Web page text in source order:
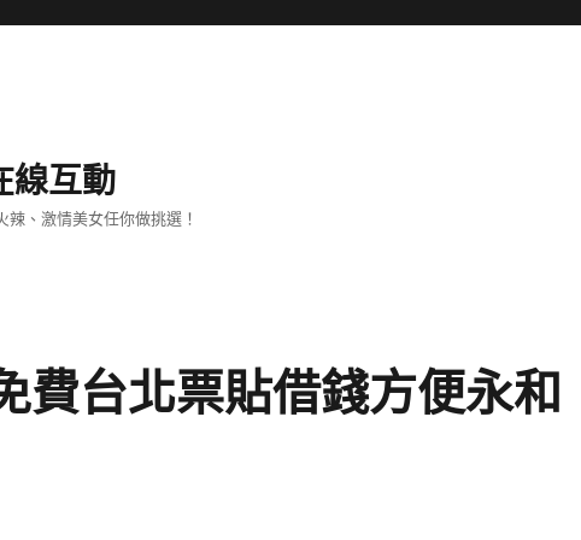
線互動
、激情美女任你做挑選！
費台北票貼借錢方便永和